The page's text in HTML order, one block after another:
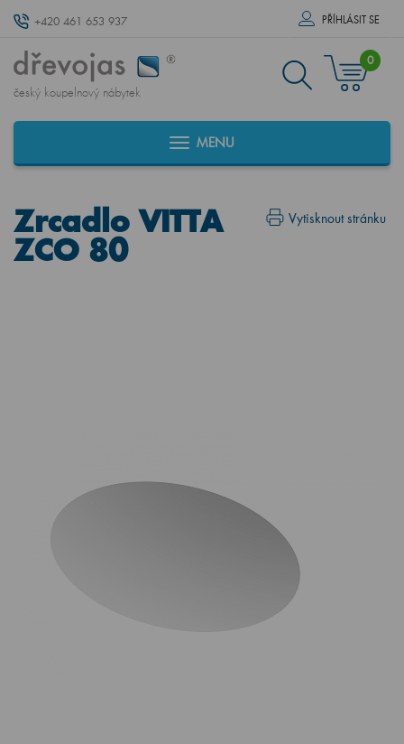
+420 461 653 937 PŘÍHLÁSIT SE
český koupelnový nábytek
0
MENU
Vytisknout stránku
Zrcadlo VITTA
ZCO 80